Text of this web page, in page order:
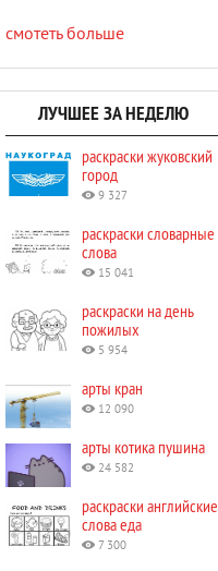
смотеть больше
ЛУЧШЕЕ ЗА НЕДЕЛЮ
раскраски жуковский
город
9 327
раскраски словарные
слова
15 041
раскраски на день
пожилых
5 954
арты кран
12 090
арты котика пушина
24 582
раскраски английские
слова еда
7 300